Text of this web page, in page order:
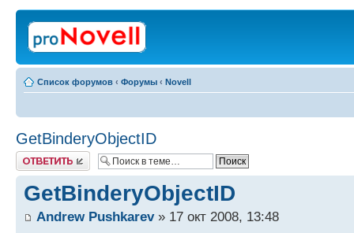
Список форумов ‹ Форумы ‹ Novell
GetBinderyObjectID
Ответить
GetBinderyObjectID
Andrew Pushkarev» 17 окт 2008, 13:48